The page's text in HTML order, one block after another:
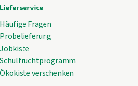
Lieferservice
Häufige Fragen
Probelieferung
Jobkiste
Schulfruchtprogramm
Ökokiste verschenken